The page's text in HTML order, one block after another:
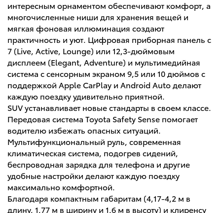
интересным орнаментом обеспечивают комфорт, а
многочисленные ниши для хранения вещей и
мягкая фоновая иллюминация создают
практичность и уют. Цифровая приборная панель с
7 (Live, Active, Lounge) или 12,3-дюймовым
дисплеем (Elegant, Adventure) и мультимедийная
система с сенсорным экраном 9,5 или 10 дюймов с
поддержкой Apple CarPlay и Android Auto делают
каждую поездку удивительно приятной.
SUV устанавливает новые стандарты в своем классе.
Передовая система Toyota Safety Sense помогает
водителю избежать опасных ситуаций.
Мультифункциональный руль, современная
климатическая система, подогрев сидений,
беспроводная зарядка для телефона и другие
удобные настройки делают каждую поездку
максимально комфортной.
Благодаря компактным габаритам (4,17-4,2 м в
длину, 1,77 м в ширину и 1,6 м в высоту) и клиренсу